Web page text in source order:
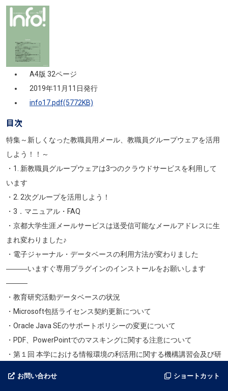
画像
A4版 32ページ
2019年11月11日発行
info17.pdf(5772KB)
目次
特集～新しくなった教職員用メール、教職員グループウェアを活用
しよう！！～
・1. 新教職員グループウェアは3つのクラウドサービスを利用して
います
・2. 2次グループを活用しよう！
・3．マニュアル・FAQ
・京都大学生涯メールサービスは送受信可能なメールアドレスに生
まれ変わりました♪
・電子ジャーナル・データベースの利用方法が変わりました
―――いますぐ専用プラグインのインストールをお願いします
―――
・教育研究活動データベースの状況
・Microsoft包括ライセンス契約更新について
・Oracle Java SEのサポートポリシーの変更について
・PDF、PowerPointでのマスキングに関する注意について
・第１回 本学における情報環境の利活用に関する機構講習会及び研
お問い合わせ ショートカット